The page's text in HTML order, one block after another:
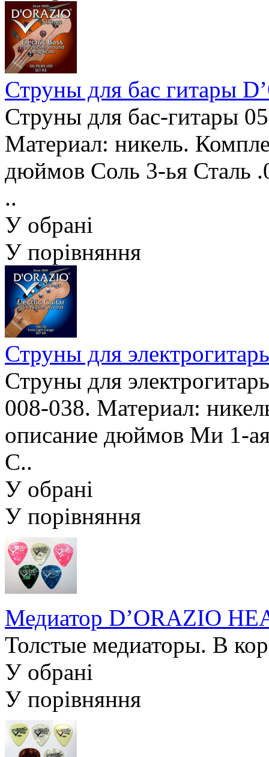
Струны для бас гитары
Струны для бас-гитары
Материал: никель.
дюймов Соль 3-ья Сталь
..
У обрані
У порівняння
Струны для
Струны для
008-038. Материал:
описание дюймов Ми 1-
С..
У обрані
У порівняння
Медиатор D’ORAZIO
Толстые медиаторы. В
У обрані
У порівняння